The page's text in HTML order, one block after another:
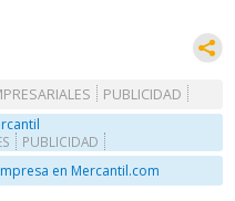
PUBLICIDAD
PUBLICIDAD
en Mercantil.com